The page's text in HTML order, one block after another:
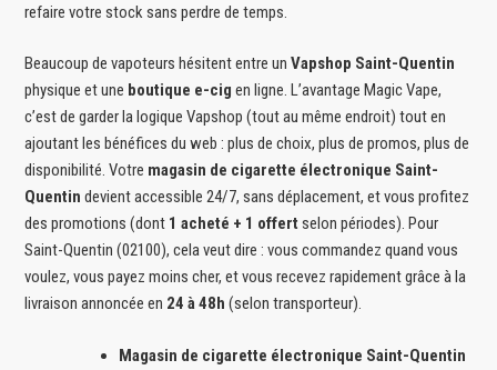
refaire votre stock sans perdre de temps.
Beaucoup de vapoteurs hésitent entre unVapshop Saint-Quentin
physique et une boutique e-cig en ligne. L’avantage Magic Vape,
c’est de garder la logique Vapshop (tout au même endroit) tout en
ajoutant les bénéfices du web : plus de choix, plus de promos, plus de
disponibilité. Votre magasin de cigarette électronique Saint-
Quentin devient accessible 24/7, sans déplacement, et vous profitez
des promotions (dont 1 acheté + 1 offert selon périodes). Pour
Saint-Quentin (02100), cela veut dire : vous commandez quand vous
voulez, vous payez moins cher, et vous recevez rapidement grâce à la
livraison annoncée en 24 à 48h (selon transporteur).
Magasin de cigarette électronique Saint-Quentin